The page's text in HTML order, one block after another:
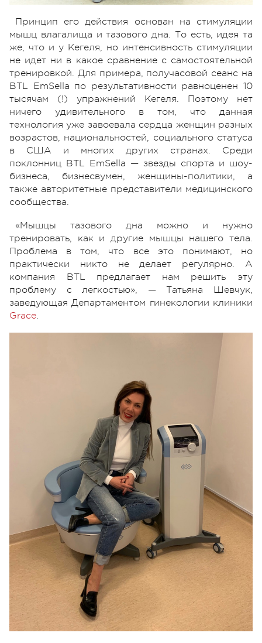
Принцип его действия основан на стимуляции
мышц влагалища и тазового дна. То есть, идея та
же, что и у Кегеля, но интенсивность стимуляции
не идет ни в какое сравнение с самостоятельной
тренировкой. Для примера, получасовой сеанс на
BTL EmSella по результативности равноценен 10
тысячам (!) упражнений Кегеля. Поэтому нет
ничего удивительного в том, что данная
технология уже завоевала сердца женщин разных
возрастов, национальностей, социального статуса
в США и многих других странах. Среди
поклонниц BTL EmSella — звезды спорта и шоу-
бизнеса, бизнесвумен, женщины-политики, а
также авторитетные представители медицинского
сообщества.
«Мышцы тазового дна можно и нужно
тренировать, как и другие мышцы нашего тела.
Проблема в том, что все это понимают, но
практически никто не делает регулярно. А
компания BTL предлагает нам решить эту
проблему с легкостью», — Татьяна Шевчук,
заведующая Департаментом гинекологии клиники
Grace.